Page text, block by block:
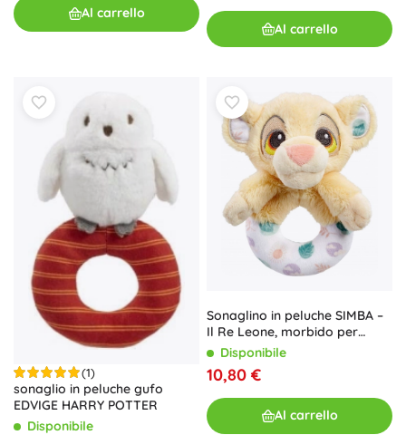
Al carrello
Al carrello
(1)
sonaglio in peluche gufo
EDVIGE HARRY POTTER
Disponibile
Sonaglino in peluche SIMBA –
Il Re Leone, morbido per
neonati
Disponibile
10,80 €
Al carrello